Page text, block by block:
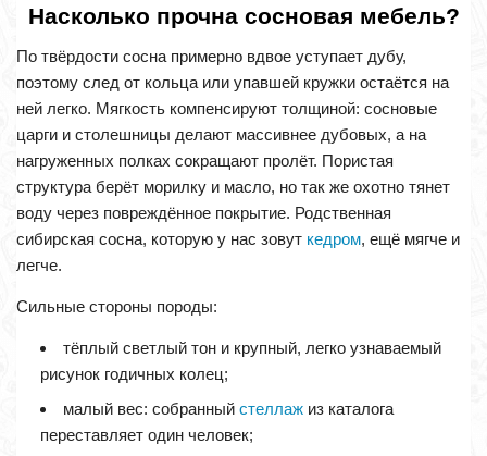
Насколько прочна сосновая мебель?
По твёрдости сосна примерно вдвое уступает дубу,
поэтому след от кольца или упавшей кружки остаётся на
ней легко. Мягкость компенсируют толщиной: сосновые
царги и столешницы делают массивнее дубовых, а на
нагруженных полках сокращают пролёт. Пористая
структура берёт морилку и масло, но так же охотно тянет
воду через повреждённое покрытие. Родственная
сибирская сосна, которую у нас зовут кедром, ещё мягче и
легче.
Сильные стороны породы:
тёплый светлый тон и крупный, легко узнаваемый
рисунок годичных колец;
малый вес: собранный стеллаж из каталога
переставляет один человек;